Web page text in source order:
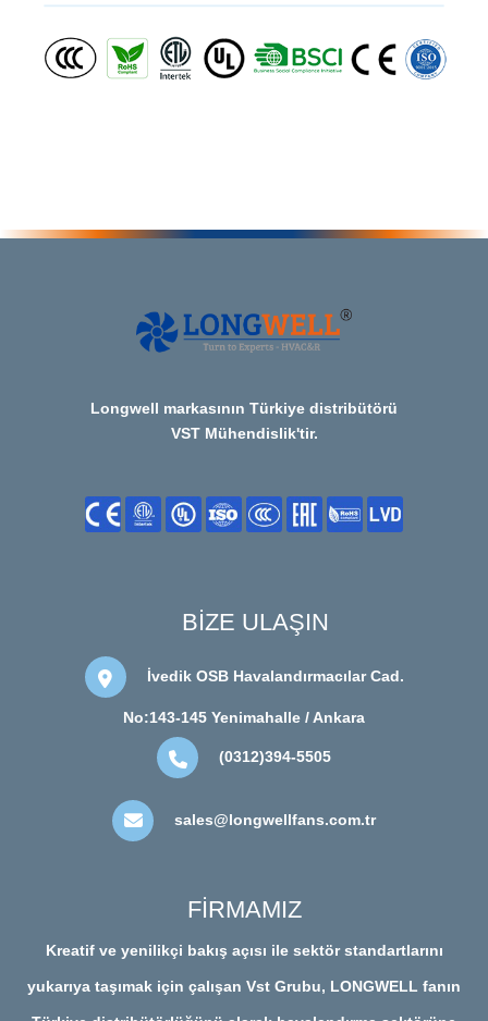
Longwell markasının Türkiye distribütörü
VST Mühendislik'tir.
BİZE ULAŞIN
İvedik OSB Havalandırmacılar Cad.
No:143-145 Yenimahalle / Ankara
(0312)394-5505
sales@longwellfans.com.tr
FİRMAMIZ
Kreatif ve yenilikçi bakış açısı ile sektör standartlarını
yukarıya taşımak için çalışan Vst Grubu, LONGWELL fanın